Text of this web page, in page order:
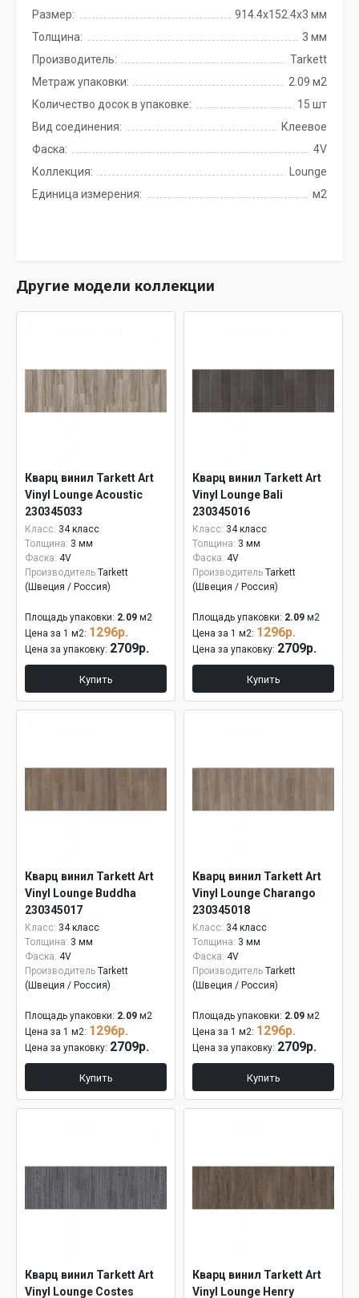
Размер:
914.4x152.4х3 мм
Толщина:
3 мм
Производитель:
Tarkett
Метраж упаковки:
2.09 м2
Количество досок в упаковке:
15 шт
Вид соединения:
Клеевое
Фаска:
4V
Коллекция:
Lounge
Единица измерения:
м2
Другие модели коллекции
Кварц винил Tarkett Art
Vinyl Lounge Acoustic
230345033
Класс: 34 класс
Толщина: 3 мм
Фаска: 4V
Производитель Tarkett
(Швеция / Россия)
Площадь упаковки: 2.09 м2
Цена за 1 м2: 1296р.
Цена за упаковку: 2709р.
Купить
Кварц винил Tarkett Art
Vinyl Lounge Bali
230345016
Класс: 34 класс
Толщина: 3 мм
Фаска: 4V
Производитель Tarkett
(Швеция / Россия)
Площадь упаковки: 2.09 м2
Цена за 1 м2: 1296р.
Цена за упаковку: 2709р.
Купить
Кварц винил Tarkett Art
Vinyl Lounge Buddha
230345017
Класс: 34 класс
Толщина: 3 мм
Фаска: 4V
Производитель Tarkett
(Швеция / Россия)
Площадь упаковки: 2.09 м2
Цена за 1 м2: 1296р.
Цена за упаковку: 2709р.
Купить
Кварц винил Tarkett Art
Vinyl Lounge Charango
230345018
Класс: 34 класс
Толщина: 3 мм
Фаска: 4V
Производитель Tarkett
(Швеция / Россия)
Площадь упаковки: 2.09 м2
Цена за 1 м2: 1296р.
Цена за упаковку: 2709р.
Купить
Кварц винил Tarkett Art
Vinyl Lounge Costes
Кварц винил Tarkett Art
Vinyl Lounge Henry